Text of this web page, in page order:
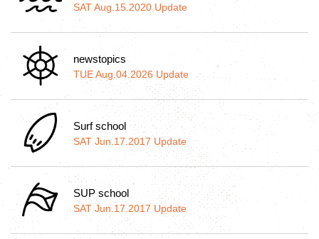
SAT Aug.15.2020 Update
newstopics
TUE Aug.04.2026 Update
Surf school
SAT Jun.17.2017 Update
SUP school
SAT Jun.17.2017 Update